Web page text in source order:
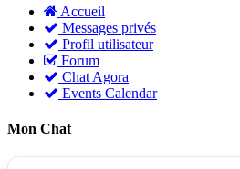
Accueil
Messages privés
Profil utilisateur
Forum
Chat Agora
Events Calendar
Mon Chat